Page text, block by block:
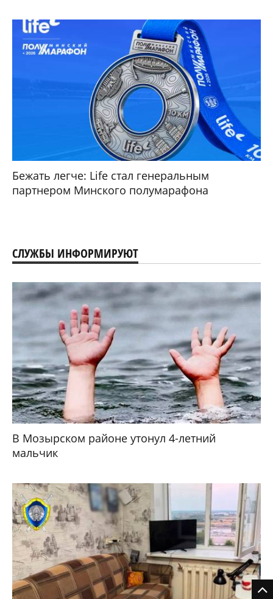
Бежать легче: Life стал генеральным
партнером Минского полумарафона
СЛУЖБЫ ИНФОРМИРУЮТ
В Мозырском районе утонул 4-летний
мальчик